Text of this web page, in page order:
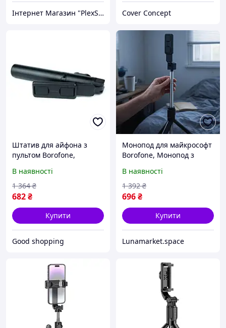
Інтернет Магазин "PlexStore" Cover Concept
Штатив для айфона з
пультом Borofone,
телефона, Гнучкий
штатив трипод, Трипод
для айфона, XMU
В наявності
682₴
1 364 ₴
Купити
Good shopping
Монопод для майкрософт
Borofone, Монопод з
Штатив з кільцевою
лампою для телефону,
QLL
В наявності
696₴
1 392 ₴
Купити
Lunamarket.space